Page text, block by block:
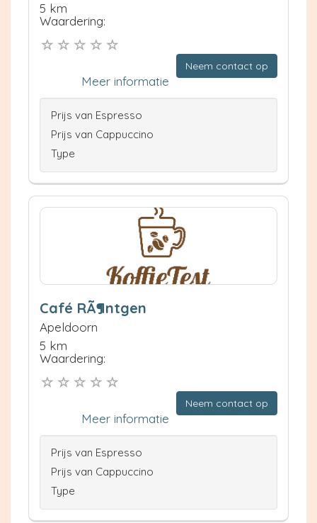
5 km
Waardering:
Neem contact op
Meer informatie
Prijs van Espresso
Prijs van Cappuccino
Type
Café RÃ¶ntgen
Apeldoorn
5 km
Waardering:
Neem contact op
Meer informatie
Prijs van Espresso
Prijs van Cappuccino
Type